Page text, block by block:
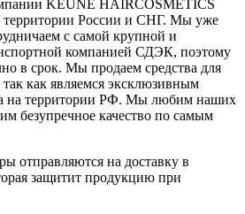
KEUNE HAIRCOSMETICS
территории России и СНГ. Мы уже
с самой крупной и
компанией СДЭК, поэтому
в срок. Мы продаем средства для
как являемся эксклюзивным
на территории РФ. Мы любим наших
безупречное качество по самым
отправляются на доставку в
защитит продукцию при